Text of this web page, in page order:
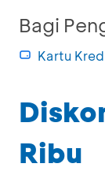
Bagi
Kartu
Ribu